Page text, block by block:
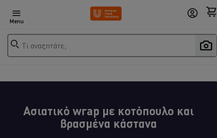
Menu
Τι αναζητάτε;
Ασιατικό wrap με κοτόπουλο και
βρασμένα κάστανα